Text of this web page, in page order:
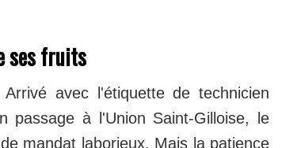
ses fruits
avec l'étiquette de technicien
passage à l'Union Saint-Gilloise, le
mandat laborieux. Mais la patience